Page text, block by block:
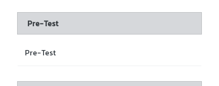
Pre-Test
Pre-Test